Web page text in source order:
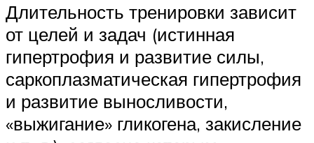
Длительность тренировки зависит
от целей и задач (истинная
гипертрофия и развитие силы,
саркоплазматическая гипертрофия
и развитие выносливости,
«выжигание» гликогена, закисление